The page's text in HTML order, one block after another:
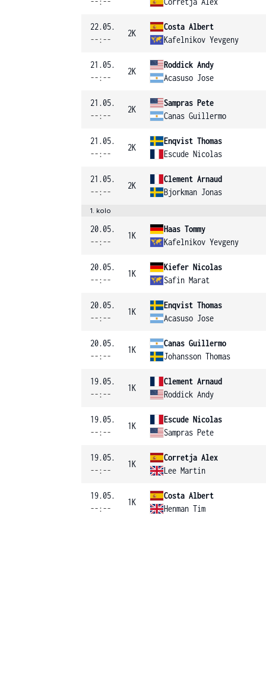
22.05.
--:--
2K
Costa Albert
Kafelnikov Yevgeny
21.05.
--:--
2K
Roddick Andy
Acasuso Jose
21.05.
--:--
2K
Sampras Pete
Canas Guillermo
21.05.
--:--
2K
Enqvist Thomas
Escude Nicolas
21.05.
--:--
2K
Clement Arnaud
Bjorkman Jonas
1. kolo
20.05.
--:--
1K
Haas Tommy
Kafelnikov Yevgeny
20.05.
--:--
1K
Kiefer Nicolas
Safin Marat
20.05.
--:--
1K
Enqvist Thomas
Acasuso Jose
20.05.
--:--
1K
Canas Guillermo
Johansson Thomas
19.05.
--:--
1K
Clement Arnaud
Roddick Andy
19.05.
--:--
1K
Escude Nicolas
Sampras Pete
19.05.
--:--
1K
Corretja Alex
Lee Martin
19.05.
--:--
1K
Costa Albert
Henman Tim